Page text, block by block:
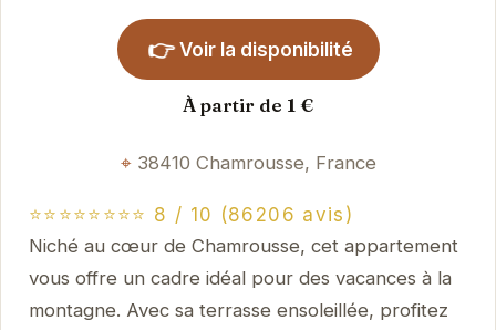
👉 Voir la disponibilité
À partir de 1 €
38410 Chamrousse, France
⭐⭐⭐⭐⭐⭐⭐⭐ 8 / 10 (86206 avis)
Niché au cœur de Chamrousse, cet appartement
vous offre un cadre idéal pour des vacances à la
montagne. Avec sa terrasse ensoleillée, profitez